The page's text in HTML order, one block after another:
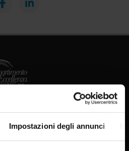
Impostazioni degli annunci